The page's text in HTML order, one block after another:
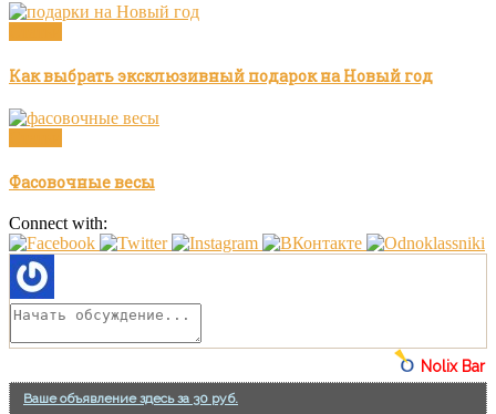
Как выбрать эксклюзивный подарок на Новый год
Фасовочные весы
Connect with:
Nolix Bar
Ваше объявление здесь за 30 руб.